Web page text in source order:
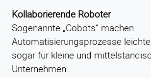
Kollaborierende Roboter
Sogenannte „Cobots“ machen
Automatisierungsprozesse
sogar für kleine und
Unternehmen.